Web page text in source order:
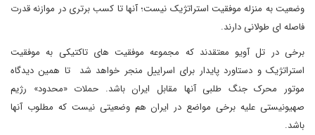
وضعیت به منزله موفقیت استراتژیک نیست؛ آنها تا کسب برتری در موازنه قدرت
فاصله ای طولانی دارند.
برخی در تل آویو معتقدند که مجموعه موفقیت های تاکتیکی به موفقیت
استراتژیک و دستاورد پایدار برای اسراییل منجر خواهد شد تا همین دیدگاه
موتور محرک جنگ طلبی آنها مقابل ایران باشد. حملات «محدود» رژیم
صهیونیستی علیه برخی مواضع در ایران هم وضعیتی نیست که مطلوب آنها
باشد.